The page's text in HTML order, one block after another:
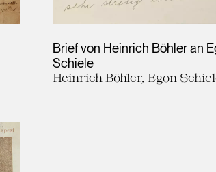
Brief von Heinrich Böhler an
Schiele
Heinrich Böhler, Egon